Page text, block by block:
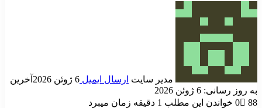
مدیر سایت ارسال ایمیل 6 ژوئن 2026
آخرین
به روز رسانی: 6 ژوئن 2026
0
88 خواندن این مطلب 1 دقیقه زمان میبرد